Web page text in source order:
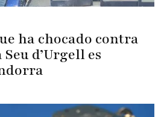
ha chocado contra
d’Urgell es